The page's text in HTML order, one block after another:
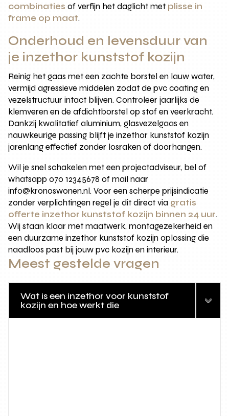
combinaties of verfijn het daglicht met plisse in
frame op maat.
Onderhoud en levensduur van
je inzethor kunststof kozijn
Reinig het gaas met een zachte borstel en lauw water,
vermijd agressieve middelen zodat de pvc coating en
vezelstructuur intact blijven. Controleer jaarlijks de
klemveren en de afdichtborstel op stof en veerkracht.
Dankzij kwalitatief aluminium, glasvezelgaas en
nauwkeurige passing blijft je inzethor kunststof kozijn
jarenlang effectief zonder losraken of doorhangen.
Wil je snel schakelen met een projectadviseur, bel of
whatsapp 070 12345678 of mail naar
info@kronoswonen.nl. Voor een scherpe prijsindicatie
zonder verplichtingen regel je dit direct via gratis
offerte inzethor kunststof kozijn binnen 24 uur.
Wij staan klaar met maatwerk, montagezekerheid en
een duurzame inzethor kunststof kozijn oplossing die
naadloos past bij jouw pvc kozijn en interieur.
Meest gestelde vragen
Wat is een inzethor voor kunststof
kozijn en hoe werkt die